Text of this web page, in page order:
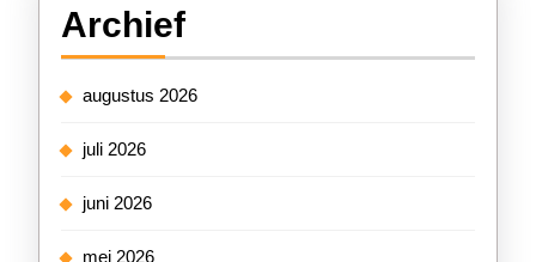
Archief
augustus 2026
juli 2026
juni 2026
mei 2026